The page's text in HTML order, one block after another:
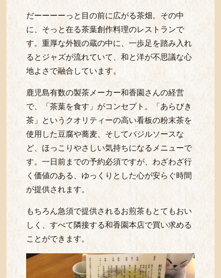
だーーーーっと目の前に広がる茶畑。その中
に、そっと在る茶葉創作料理のレストランで
す。重厚な外観の蔵の中に、一歩足を踏み入れ
るとジャズが流れていて、和と洋が不思議な心
地よさで融合しています。
鹿児島有数の製茶メーカー和香園さんの経営
で、「茶葉を食す」がコンセプト。「あらびき
茶」というクオリティーの高い看板の粉末茶を
使用した豆腐や蕎麦、そしてバジルソースな
ど、ほっこりやさしい気持ちになるメニューで
す。一日前までの予約必須ですが、わざわざ行
く価値のある、ゆっくりとした心が安らぐ時間
が提供されます。
もちろん急須で提供されるお煎茶もとてもおい
しく、すべて隣接する和香園本店で買い求める
ことができます。